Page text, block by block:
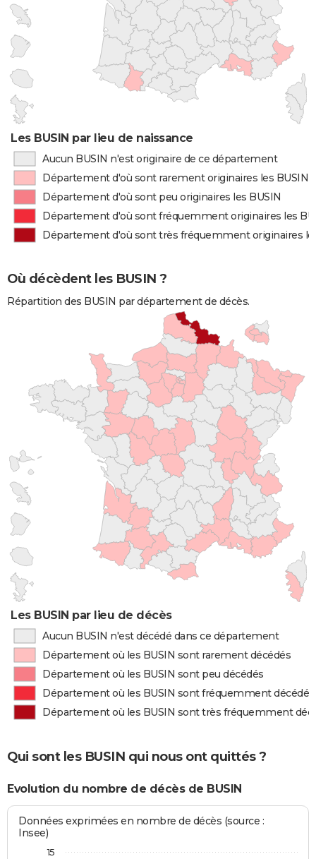
Les BUSIN par lieu de naissance
Aucun BUSIN n'est originaire de ce département
Département d'où sont rarement originaires les BUSIN
Département d'où sont peu originaires les BUSIN
Département d'où sont fréquemment originaires les
Département d'où sont très fréquemment originaires
Où décèdent les BUSIN ?
Répartition des BUSIN par département de décès.
Les BUSIN par lieu de décès
Aucun BUSIN n'est décédé dans ce département
Département où les BUSIN sont rarement décédés
Département où les BUSIN sont peu décédés
Département où les BUSIN sont fréquemment décédés
Département où les BUSIN sont très fréquemment
Qui sont les BUSIN qui nous ont quittés ?
Evolution du nombre de décès de BUSIN
Données exprimées en nombre de décès (source :
Insee)
15